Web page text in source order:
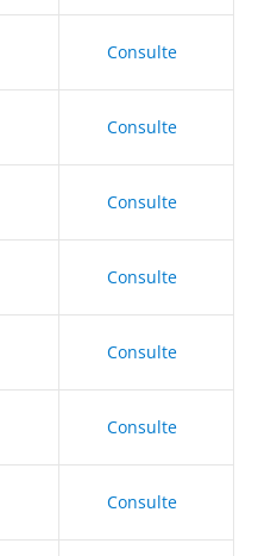
Consulte
Consulte
Consulte
Consulte
Consulte
Consulte
Consulte